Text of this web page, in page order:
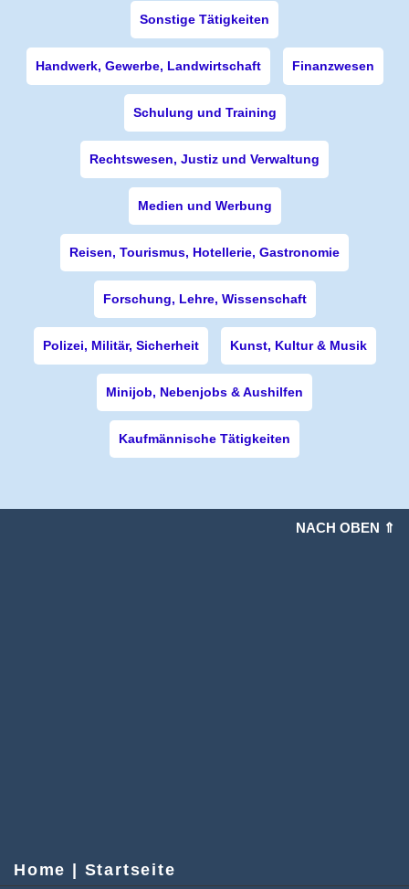
Sonstige Tätigkeiten
Handwerk, Gewerbe, Landwirtschaft Finanzwesen
Schulung und Training
Rechtswesen, Justiz und Verwaltung
Medien und Werbung
Reisen, Tourismus, Hotellerie, Gastronomie
Forschung, Lehre, Wissenschaft
Polizei, Militär, Sicherheit Kunst, Kultur & Musik
Minijob, Nebenjobs & Aushilfen
Kaufmännische Tätigkeiten
NACH OBEN ⇑
Home | Startseite